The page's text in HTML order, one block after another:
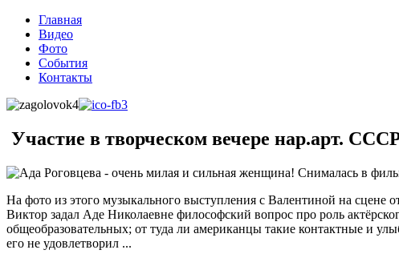
Главная
Видео
Фото
События
Контакты
Участие в творческом вечере нар.арт.
Ада Роговцева - очень милая и сильная женщина! Снималась в
На фото из этого музыкального выступления с Валентиной на сцене
Виктор задал Аде Николаевне философский вопрос про роль
общеобразовательных; от туда ли американцы такие контактные и
его не удовлетворил ...